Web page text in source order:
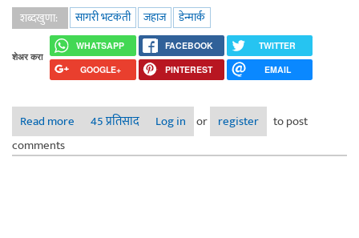
शब्दखुणा:
सागरी भटकंती जहाज डेन्मार्क
शेअर करा
WHATSAPP FACEBOOK
TWITTER
GOOGLE+
PINTEREST EMAIL
Read more about अल्बोर्ग पोर्ट, डेन्मार्क...
45 प्रतिसाद Log in or register
to post
comments